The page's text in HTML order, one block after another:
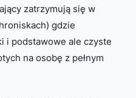
zatrzymują się w
gdzie
i podstawowe ale czyste
na osobę z pełnym